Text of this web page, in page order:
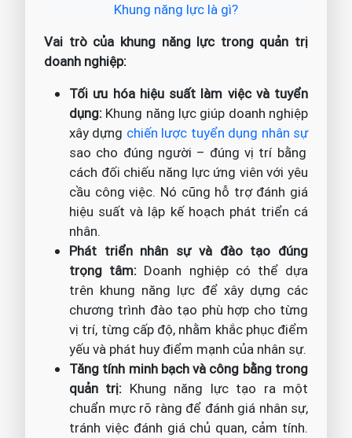
Khung năng lực là gì?
Vai trò của khung năng lực trong quản trị
doanh nghiệp:
Tối ưu hóa hiệu suất làm việc và tuyển
dụng: Khung năng lực giúp doanh nghiệp
xây dựng chiến lược tuyển dụng nhân sự
sao cho đúng người – đúng vị trí bằng
cách đối chiếu năng lực ứng viên với yêu
cầu công việc. Nó cũng hỗ trợ đánh giá
hiệu suất và lập kế hoạch phát triển cá
nhân.
Phát triển nhân sự và đào tạo đúng
trọng tâm: Doanh nghiệp có thể dựa
trên khung năng lực để xây dựng các
chương trình đào tạo phù hợp cho từng
vị trí, từng cấp độ, nhằm khắc phục điểm
yếu và phát huy điểm mạnh của nhân sự.
Tăng tính minh bạch và công bằng trong
quản trị: Khung năng lực tạo ra một
chuẩn mực rõ ràng để đánh giá nhân sự,
tránh việc đánh giá chủ quan, cảm tính.